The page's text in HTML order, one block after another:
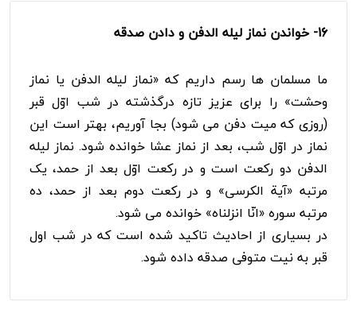
16- خواندن نماز لیله الدفن و دادن صدقه
ما مسلمان ها رسم داریم که «نماز لیله الدفن یا نماز
وحشت» را برای عزیز تازه درگذشته در شب اوّل قبر
(روزی که میت دفن می شود) بجا آوریم، بهتر است این
نماز در اوّل شب، بعد از نماز عشا خوانده شود. نماز لیله
الدفن دو رکعت است و در رکعت اوّل بعد از حمد، یک
مرتبه «آیة الکرسى» و در رکعت دوم بعد از حمد، ده
مرتبه سوره «انّا انزلناه» خوانده می شود.
در بسیاری از احادیث تاکید شده است که در شب اول
قبر به نیت متوفی صدقه داده شود.